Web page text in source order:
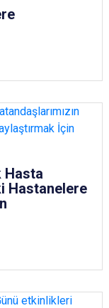
Hasta
Hastanelere